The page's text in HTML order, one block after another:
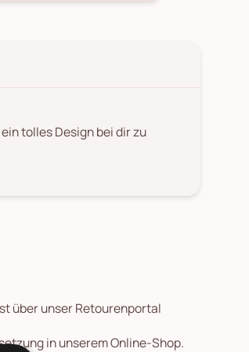
tolles Design bei dir zu
über unser Retourenportal
in unserem Online-Shop.